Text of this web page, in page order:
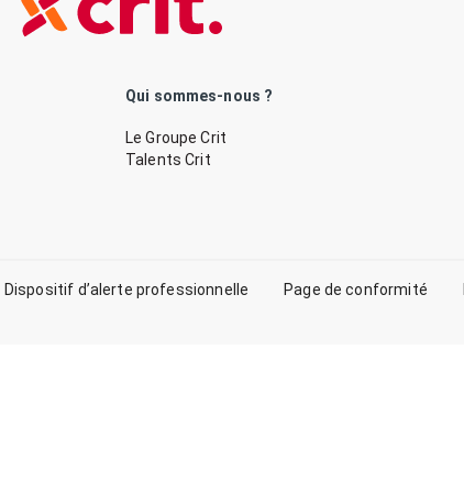
Qui sommes-nous ?
Le Groupe Crit
Talents Crit
Dispositif d’alerte professionnelle Page de conformité